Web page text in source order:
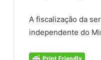
A fiscalização da
independente do